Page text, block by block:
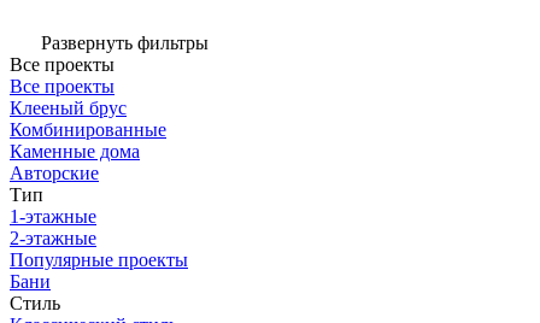
Развернуть фильтры
Все проекты
Все проекты
Клееный брус
Комбинированные
Каменные дома
Авторские
Тип
1-этажные
2-этажные
Популярные проекты
Бани
Стиль